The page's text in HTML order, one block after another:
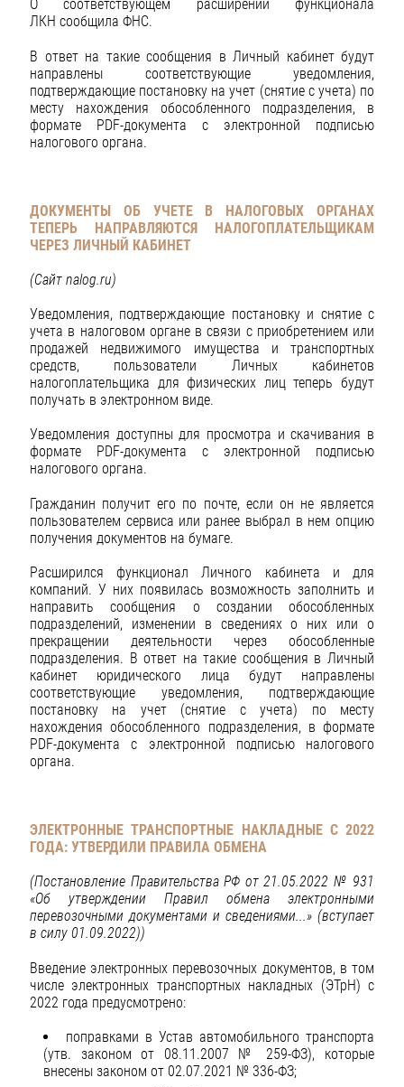
О соответствующем расширении функционала
ЛКН сообщила ФНС.
В ответ на такие сообщения в Личный кабинет будут
направлены соответствующие уведомления,
подтверждающие постановку на учет (снятие с учета) по
месту нахождения обособленного подразделения, в
формате PDF-документа с электронной подписью
налогового органа.
ДОКУМЕНТЫ ОБ УЧЕТЕ В НАЛОГОВЫХ ОРГАНАХ
ТЕПЕРЬ НАПРАВЛЯЮТСЯ НАЛОГОПЛАТЕЛЬЩИКАМ
ЧЕРЕЗ ЛИЧНЫЙ КАБИНЕТ
(Сайт nalog.ru)
Уведомления, подтверждающие постановку и снятие с
учета в налоговом органе в связи с приобретением или
продажей недвижимого имущества и транспортных
средств, пользователи Личных кабинетов
налогоплательщика для физических лиц теперь будут
получать в электронном виде.
Уведомления доступны для просмотра и скачивания в
формате PDF-документа с электронной подписью
налогового органа.
Гражданин получит его по почте, если он не является
пользователем сервиса или ранее выбрал в нем опцию
получения документов на бумаге.
Расширился функционал Личного кабинета и для
компаний. У них появилась возможность заполнить и
направить сообщения о создании обособленных
подразделений, изменении в сведениях о них или о
прекращении деятельности через обособленные
подразделения. В ответ на такие сообщения в Личный
кабинет юридического лица будут направлены
соответствующие уведомления, подтверждающие
постановку на учет (снятие с учета) по месту
нахождения обособленного подразделения, в формате
PDF-документа с электронной подписью налогового
органа.
ЭЛЕКТРОННЫЕ ТРАНСПОРТНЫЕ НАКЛАДНЫЕ С 2022
ГОДА: УТВЕРДИЛИ ПРАВИЛА ОБМЕНА
(Постановление Правительства РФ от 21.05.2022 № 931
«Об утверждении Правил обмена электронными
перевозочными документами и сведениями...» (вступает
в силу 01.09.2022))
Введение электронных перевозочных документов, в том
числе электронных транспортных накладных (ЭТрН) с
2022 года предусмотрено:
поправками в Устав автомобильного транспорта
(утв. законом от 08.11.2007 № 259-ФЗ), которые
внесены законом от 02.07.2021 № 336-ФЗ;